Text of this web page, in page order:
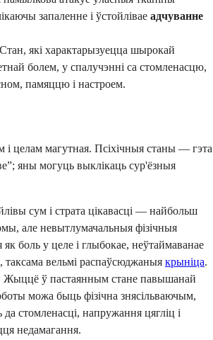
запаленне і ўстойлівае адчуванне
Стан, які характарызуецца шырокай
болем, у спалучэнні са стомленасцю,
памяццю і настроем.
і целам магутная. Псіхічныя станы — гэта
яны могуць выклікаць сур'ёзныя
сум і страта цікавасці — найбольш
але невытлумачальныя фізічныя
як боль у целе і глыбокае, неўтаймаванае
таксама вельмі распаўсюджаныя крыніца.
Жыццё ў пастаянным стане павышанай
можа быць фізічна знясільваючым,
стомленасці, напружання цягліц і
недамагання.